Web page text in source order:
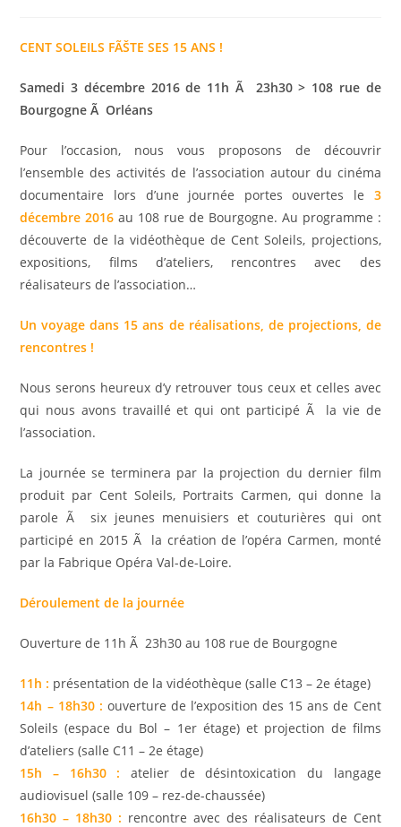
publication :
CENT SOLEILS FÃŠTE SES 15 ANS !
Samedi 3 décembre 2016 de 11h Ã 23h30 > 108 rue de
Bourgogne Ã Orléans
Pour l’occasion, nous vous proposons de découvrir
l’ensemble des activités de l’association autour du cinéma
documentaire lors d’une journée portes ouvertes le 3
décembre 2016 au 108 rue de Bourgogne. Au programme :
découverte de la vidéothèque de Cent Soleils, projections,
expositions, films d’ateliers, rencontres avec des
réalisateurs de l’association…
Un voyage dans 15 ans de réalisations, de projections, de
rencontres !
Nous serons heureux d’y retrouver tous ceux et celles avec
qui nous avons travaillé et qui ont participé Ã la vie de
l’association.
La journée se terminera par la projection du dernier film
produit par Cent Soleils, Portraits Carmen, qui donne la
parole Ã six jeunes menuisiers et couturières qui ont
participé en 2015 Ã la création de l’opéra Carmen, monté
par la Fabrique Opéra Val-de-Loire.
Déroulement de la journée
Ouverture de 11h Ã 23h30 au 108 rue de Bourgogne
11h : présentation de la vidéothèque (salle C13 – 2e étage)
14h – 18h30 : ouverture de l’exposition des 15 ans de Cent
Soleils (espace du Bol – 1er étage) et projection de films
d’ateliers (salle C11 – 2e étage)
15h – 16h30 : atelier de désintoxication du langage
audiovisuel (salle 109 – rez-de-chaussée)
16h30 – 18h30 : rencontre avec des réalisateurs de Cent